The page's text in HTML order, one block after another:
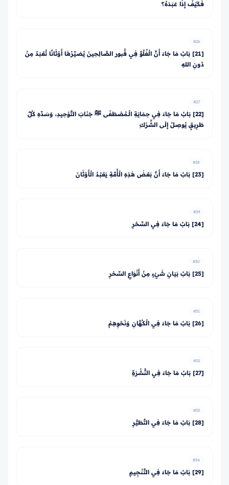
فَكَيْفَ إِذَا عَبَدَهُ؟
#26
[21] بَابُ مَا جَاءَ أَنَّ الْغُلُوَّ فِي قُبور الصَّالِحِينَ يُصَيِّرُهَا أَوْثَانًا تُعْبَدُ مِنْ
دُونِ اللهِ
#27
[22] بَابُ مَا جَاءَ فِي حِمَايَةِ الْـمُصْطَفَى ﷺ جَنَابَ التَّوْحِيدِ، وَسَدِّهِ كُلَّ
طَرِيقٍ يُوصِلُ إِلَى الشِّرْكِ
#28
[23] بَابُ مَا جَاءَ أَنَّ بَعْضَ هَذِهِ الْأُمَّةِ يَعْبُدُ الْأَوْثَانَ
#29
[24] بَابُ مَا جَاءَ فِي السِّحْرِ
#30
[25] بَابُ بَيَانِ شَيْءٍ مِنْ أَنْوَاعِ السِّحْرِ
#31
[26] بَابُ مَا جَاءَ فِي الْكُهَّانِ وَنَحْوِهِمْ
#32
[27] بَابُ مَا جَاءَ فِي النُّشْرَةِ
#33
[28] بَابُ مَا جَاءَ فِي التَّطَيُّرِ
#34
[29] بَابُ مَا جَاءَ فِي التَّنْجِيمِ